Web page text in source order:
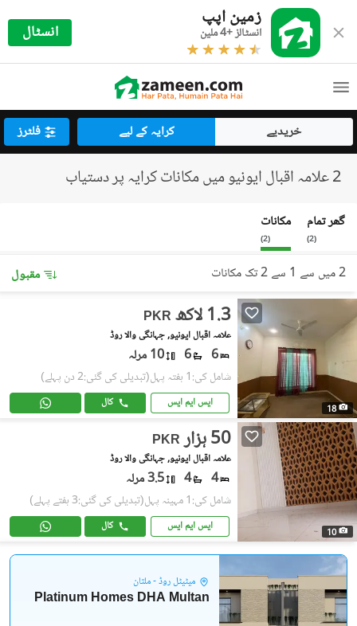
زمین اپپ
انسٹالز +4 ملین انسٹال
خریدیے کرایہ کے لیے فلٹرز
2 علامہ اقبال ایونیو میں مکانات کرایہ پر دستیاب
گھر تمام
(
2
)
مکانات
(
2
)
2 میں سے 1 سے 2 تک مکانات مقبول
18
PKR 1.3 لاکھ
علامہ اقبال ایونیو, جہانگی والا روڈ
6
6 10 مرلہ
شامل کی:1 ہفتہ پہل (تبدیلی کی گئی:2 دن پہلے)
ایس ایم ایس کال
10
PKR 50 ہزار
علامہ اقبال ایونیو, جہانگی والا روڈ
4
4 3.5 مرلہ
شامل کی:1 مہینہ پہل (تبدیلی کی گئی:3 ہفتے پہلے)
ایس ایم ایس کال
میٹیٹل روڈ - ملتان
Platinum Homes DHA Multan